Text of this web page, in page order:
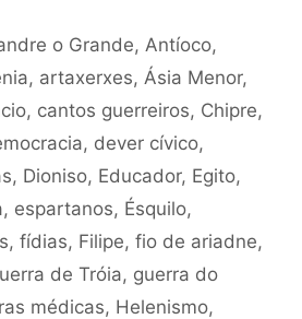
o Grande,Antíoco,
, artaxerxes, Ásia Menor,
, cantos guerreiros, Chipre,
, dever cívico,
, Dioniso, Educador, Egito,
, espartanos, Ésquilo,
, fídias, Filipe, fio de ariadne,
de Tróia, guerra do
médicas, Helenismo,